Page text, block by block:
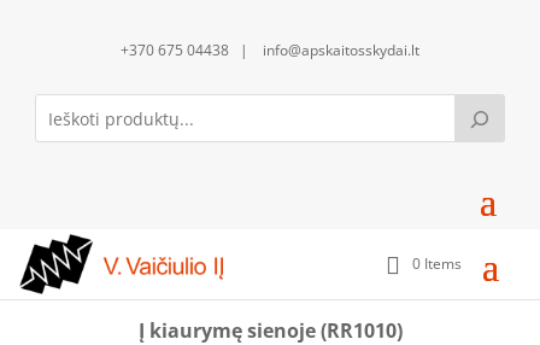
+370 675 04438 | info@apskaitosskydai.lt
0 Items
Į kiaurymę sienoje (RR1010)